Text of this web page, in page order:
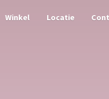
Winkel Locatie